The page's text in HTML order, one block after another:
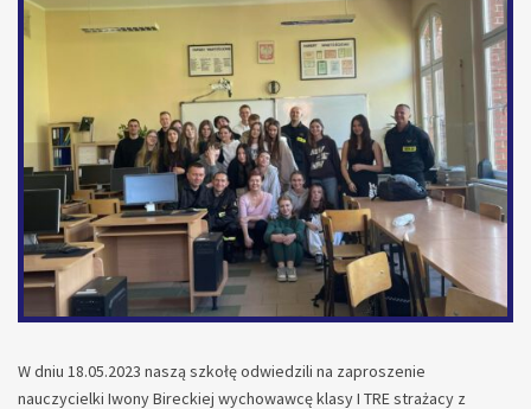
W dniu 18.05.2023 naszą szkołę odwiedzili na zaproszenie
nauczycielki Iwony Bireckiej wychowawcę klasy I TRE strażacy z